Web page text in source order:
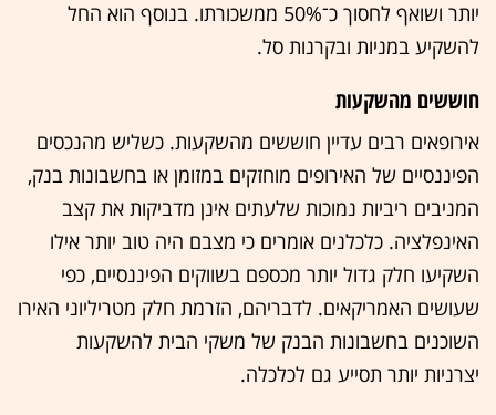
יותר ושואף לחסוך כ־50% ממשכורתו. בנוסף הוא החל
להשקיע במניות ובקרנות סל.
חוששים מהשקעות
אירופאים רבים עדיין חוששים מהשקעות. כשליש מהנכסים
הפיננסיים של האירופים מוחזקים במזומן או בחשבונות בנק,
המניבים ריביות נמוכות שלעתים אינן מדביקות את קצב
האינפלציה. כלכלנים אומרים כי מצבם היה טוב יותר אילו
השקיעו חלק גדול יותר מכספם בשווקים הפיננסיים, כפי
שעושים האמריקאים. לדבריהם, הזרמת חלק מטריליוני האירו
השוכנים בחשבונות הבנק של משקי הבית להשקעות
יצרניות יותר תסייע גם לכלכלה.